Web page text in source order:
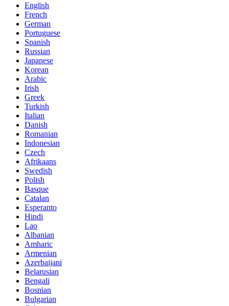
English
French
German
Portuguese
Spanish
Russian
Japanese
Korean
Arabic
Irish
Greek
Turkish
Italian
Danish
Romanian
Indonesian
Czech
Afrikaans
Swedish
Polish
Basque
Catalan
Esperanto
Hindi
Lao
Albanian
Amharic
Armenian
Azerbaijani
Belarusian
Bengali
Bosnian
Bulgarian